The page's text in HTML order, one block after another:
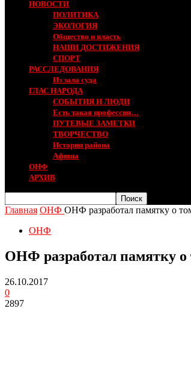
НОВОСТИ
ПОЛИТИКА
ЭКОЛОГИЯ
Общество и власть
НАШИ ДОСТИЖЕНИЯ
СПОРТ
РАССЛЕДОВАНИЯ
Из зала суда
ГЛАС НАРОДА
СОБЫТИЯ И ЛЮДИ
Есть такая профессия…
ПУТЕВЫЕ ЗАМЕТКИ
ТВОРЧЕСТВО
История района
Афиша
ОНФ
АРХИВ
Главная ОНФ ОНФ разработал памятку о
ОНФ
ОНФ разработал памятку
26.10.2017
0
2897